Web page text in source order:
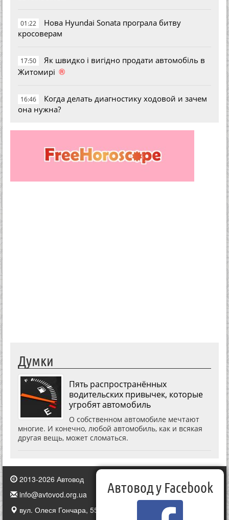
01:22
Нова Hyundai Sonata програла битву
кросоверам
17:50
Як швидко і вигідно продати автомобіль в
Житомирі ®
16:46
Когда делать диагностику ходовой и зачем
она нужна?
Думки
Пять распространённых
водительских привычек, которые
угробят автомобиль
О собственном автомобиле мечтают
многие. И конечно, любой автомобиль, как и всякая
другая вещь, может сломаться.
2013-2026 Автовод
info@avtovod.org.ua
вул. Олеся Гончара, 55, Київ, Україна
Автовод у Facebook